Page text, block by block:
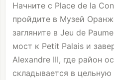
Начните с Place de la
пройдите в Музей
загляните в Jeu de
мост к Petit Palais и
Alexandre III, где район
складывается в